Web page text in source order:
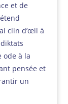
et de
clin d’œil à
ode à la
pensée et
un